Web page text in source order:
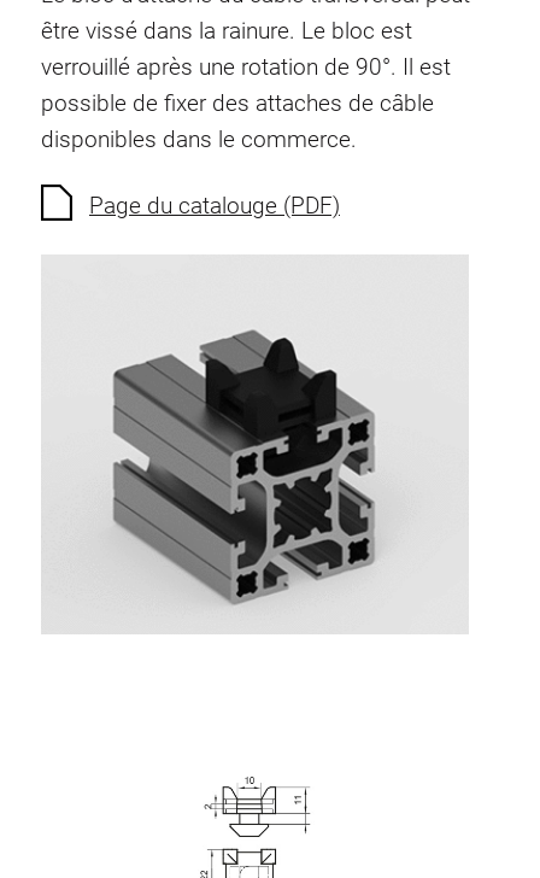
Ecrous à ressort
Sécurités de torsion
Raccordements à filet
Éléments de Raccordements de fond
Éléments plastiques
Éléments pneumatique
Éléments dynamique
Elément d’angle
Colonne Elevatrice
Système de transrouler
être vissé dans la rainure. Le bloc est
verrouillé après une rotation de 90°. Il est
possible de fixer des attaches de câble
disponibles dans le commerce.
Page du catalouge (PDF)